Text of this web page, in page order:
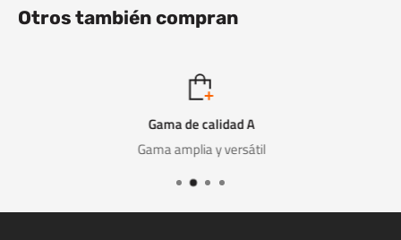
Otros también compran
Gama de calidad A
Gama amplia y versátil